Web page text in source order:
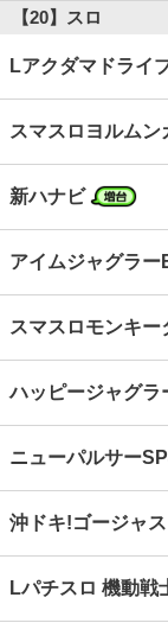
【20】スロ
Lアクダマドライ
スマスロヨルムン
新ハナビ
アイムジャグラー
スマスロモンキー
ハッピージャグラ
ニューパルサー
沖ドキ!ゴージャ
Lパチスロ 機動戦